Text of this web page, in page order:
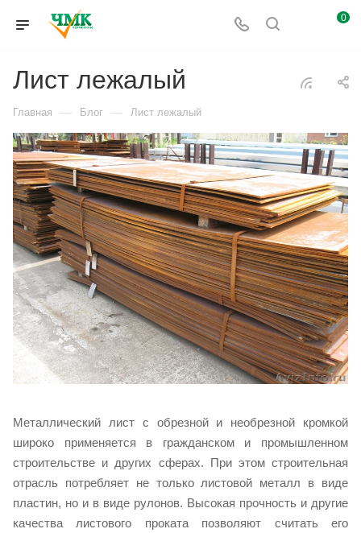
0
Лист лежалый
Главная — Блог — Лист лежалый
Металлический лист с обрезной и необрезной кромкой
широко применяется в гражданском и промышленном
строительстве и других сферах. При этом строительная
отрасль потребляет не только листовой металл в виде
пластин, но и в виде рулонов. Высокая прочность и другие
качества листового проката позволяют считать его